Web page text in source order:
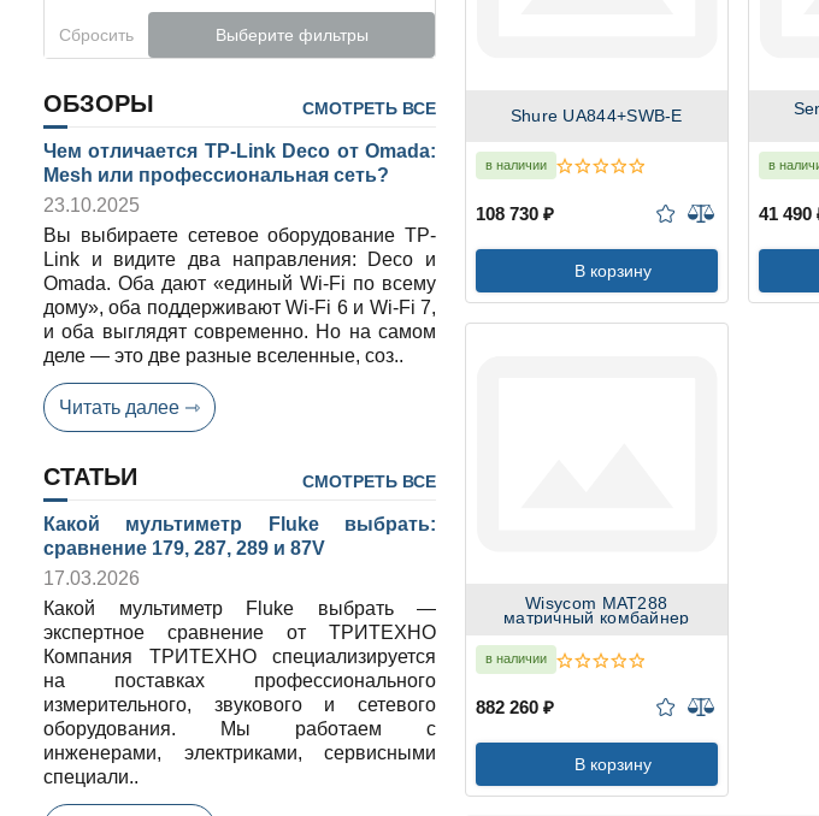
Сбросить Выберите фильтры
ОБЗОРЫ СМОТРЕТЬ ВСЕ
Чем отличается TP-Link Deco от Omada:
Mesh или профессиональная сеть?
23.10.2025
Вы выбираете сетевое оборудование TP-
Link и видите два направления: Deco и
Omada. Оба дают «единый Wi-Fi по всему
дому», оба поддерживают Wi-Fi 6 и Wi-Fi 7,
и оба выглядят современно. Но на самом
деле — это две разные вселенные, соз..
Читать далее ⇾
СТАТЬИ СМОТРЕТЬ ВСЕ
Какой мультиметр Fluke выбрать:
сравнение 179, 287, 289 и 87V
17.03.2026
Какой мультиметр Fluke выбрать —
экспертное сравнение от ТРИТЕХНО
Компания ТРИТЕХНО специализируется
на поставках профессионального
измерительного, звукового и сетевого
оборудования. Мы работаем с
инженерами, электриками, сервисными
специали..
Shure UA844+SWB-E
в наличии
108 730 ₽
В корзину
в
41 490
Wisycom MAT288
матричный комбайнер
в наличии
882 260 ₽
В корзину